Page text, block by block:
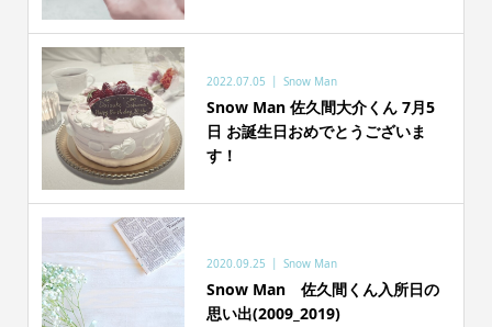
2022.07.05 Snow Man
Snow Man 佐久間大介くん 7月5
日 お誕生日おめでとうございま
す！
2020.09.25 Snow Man
Snow Man 佐久間くん入所日の
思い出(2009_2019)